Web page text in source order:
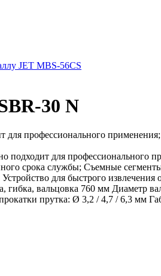
JET MBS-56CS
30 N
профессионального
подходит для
срока службы; Съемные
для быстрого
гибка, вальцовка 760 мм
прутка: Ø 3,2 / 4,7 / 6,3 мм